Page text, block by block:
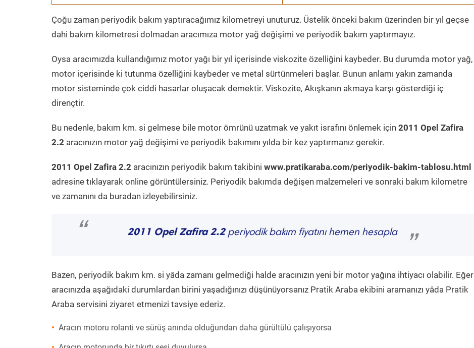
Çoğu zaman periyodik bakım yaptıracağımız kilometreyi unuturuz. Üstelik önceki bakım üzerinden bir yıl geçse
dahi bakım kilometresi dolmadan aracımıza motor yağ değişimi ve periyodik bakım yaptırmayız.
Oysa aracımızda kullandığımız motor yağı bir yıl içerisinde viskozite özelliğini kaybeder. Bu durumda motor yağ,
motor içerisinde ki tutunma özelliğini kaybeder ve metal sürtünmeleri başlar. Bunun anlamı yakın zamanda
motor sisteminde çok ciddi hasarlar oluşacak demektir. Viskozite, Akışkanın akmaya karşı gösterdiği iç
dirençtir.
Bu nedenle, bakım km. si gelmese bile motor ömrünü uzatmak ve yakıt israfını önlemek için 2011 Opel Zafira
2.2 aracınızın motor yağ değişimi ve periyodik bakımını yılda bir kez yaptırmanız gerekir.
2011 Opel Zafira 2.2 aracınızın periyodik bakım takibini www.pratikaraba.com/periyodik-bakim-tablosu.html
adresine tıklayarak online görüntülersiniz. Periyodik bakımda değişen malzemeleri ve sonraki bakım kilometre
ve zamanını da buradan izleyebilirsiniz.
“ 2011 Opel Zafira 2.2periyodik bakım fiyatını hemen hesapla
”
Bazen, periyodik bakım km. si yâda zamanı gelmediği halde aracınızın yeni bir motor yağına ihtiyacı olabilir. Eğer
aracınızda aşağıdaki durumlardan birini yaşadığınızı düşünüyorsanız Pratik Araba ekibini aramanızı yâda Pratik
Araba servisini ziyaret etmenizi tavsiye ederiz.
Aracın motoru rolanti ve sürüş anında olduğundan daha gürültülü çalışıyorsa